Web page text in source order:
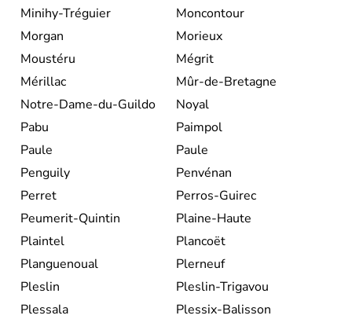
Minihy-Tréguier
Moncontour
Morgan
Morieux
Moustéru
Mégrit
Mérillac
Mûr-de-Bretagne
Notre-Dame-du-Guildo
Noyal
Pabu
Paimpol
Paule
Paule
Penguily
Penvénan
Perret
Perros-Guirec
Peumerit-Quintin
Plaine-Haute
Plaintel
Plancoët
Planguenoual
Plerneuf
Pleslin
Pleslin-Trigavou
Plessala
Plessix-Balisson